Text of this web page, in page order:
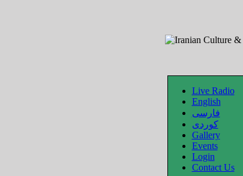
Live Radio
English
فارسی
کوردی
Gallery
Events
Login
Contact Us